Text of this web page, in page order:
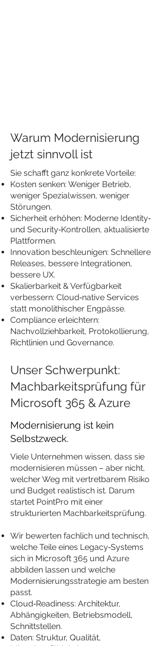
Warum Modernisierung
jetzt sinnvoll ist
Sie schafft ganz konkrete Vorteile:
Kosten senken: Weniger Betrieb,
weniger Spezialwissen, weniger
Störungen.
Sicherheit erhöhen: Moderne Identity‑
und Security‑Kontrollen, aktualisierte
Plattformen.
Innovation beschleunigen: Schnellere
Releases, bessere Integrationen,
bessere UX.
Skalierbarkeit & Verfügbarkeit
verbessern: Cloud‑native Services
statt monolithischer Engpässe.
Compliance erleichtern:
Nachvollziehbarkeit, Protokollierung,
Richtlinien und Governance.
Unser Schwerpunkt:
Machbarkeitsprüfung für
Microsoft 365 & Azure
Modernisierung ist kein
Selbstzweck.
Viele Unternehmen wissen, dass sie
modernisieren müssen – aber nicht,
welcher Weg mit vertretbarem Risiko
und Budget realistisch ist. Darum
startet PointPro mit einer
strukturierten Machbarkeitsprüfung.
Wir bewerten fachlich und technisch,
welche Teile eines Legacy‑Systems
sich in Microsoft 365 und Azure
abbilden lassen und welche
Modernisierungsstrategie am besten
passt.
Cloud‑Readiness: Architektur,
Abhängigkeiten, Betriebsmodell,
Schnittstellen.
Daten: Struktur, Qualität,